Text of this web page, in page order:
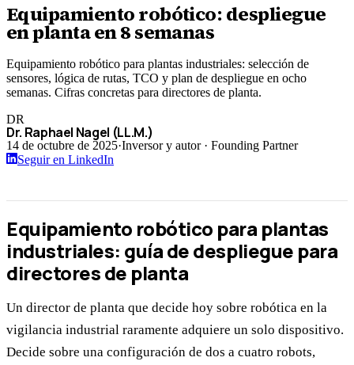
Equipamiento robótico: despliegue
en planta en 8 semanas
Equipamiento robótico para plantas industriales: selección de
sensores, lógica de rutas, TCO y plan de despliegue en ocho
semanas. Cifras concretas para directores de planta.
DR
Dr. Raphael Nagel (LL.M.)
14 de octubre de 2025·Inversor y autor · Founding Partner
Seguir en LinkedIn
Equipamiento robótico para plantas
industriales: guía de despliegue para
directores de planta
Un director de planta que decide hoy sobre robótica en la
vigilancia industrial raramente adquiere un solo dispositivo.
Decide sobre una configuración de dos a cuatro robots,